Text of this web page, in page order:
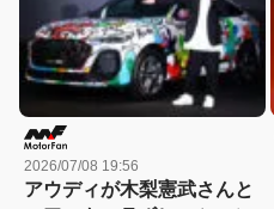
2026/07/08 19:56
アウディが木梨憲武さんと